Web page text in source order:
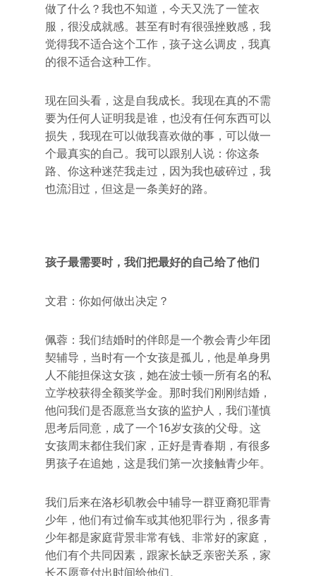
做了什么？我也不知道，今天又洗了一筐衣
服，很没成就感。甚至有时有很强挫败感，我
觉得我不适合这个工作，孩子这么调皮，我真
的很不适合这种工作。
现在回头看，这是自我成长。我现在真的不需
要为任何人证明我是谁，也没有任何东西可以
损失，我现在可以做我喜欢做的事，可以做一
个最真实的自己。我可以跟别人说：你这条
路、你这种迷茫我走过，因为我也破碎过，我
也流泪过，但这是一条美好的路。
孩子最需要时，我们把最好的自己给了他们
文君：你如何做出决定？
佩蓉：我们结婚时的伴郎是一个教会青少年团
契辅导，当时有一个女孩是孤儿，他是单身男
人不能担保这女孩，她在波士顿一所有名的私
立学校获得全额奖学金。那时我们刚刚结婚，
他问我们是否愿意当女孩的监护人，我们谨慎
思考后同意，成了一个16岁女孩的父母。这
女孩周末都住我们家，正好是青春期，有很多
男孩子在追她，这是我们第一次接触青少年。
我们后来在洛杉矶教会中辅导一群亚裔犯罪青
少年，他们有过偷车或其他犯罪行为，很多青
少年都是家庭背景非常有钱、非常好的家庭，
他们有个共同因素，跟家长缺乏亲密关系，家
长不愿意付出时间给他们。